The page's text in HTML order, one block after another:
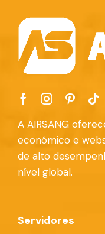
A AIRSANG
económico e
de alto
nível global.
Servidores